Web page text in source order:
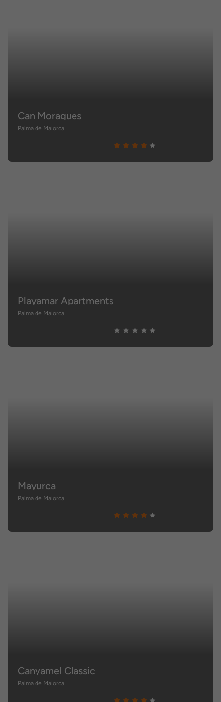
Can Moragues
Palma de Maiorca
Playamar Apartments
Palma de Maiorca
Mayurca
Palma de Maiorca
Canyamel Classic
Palma de Maiorca